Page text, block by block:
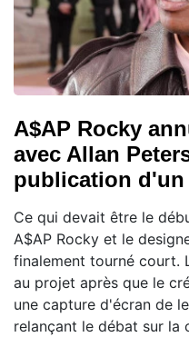
A$AP Rocky
avec Allan
publication d'un
Ce qui devait être le
A$AP Rocky et le
finalement tourné court.
au projet après que le
une capture d'écran de
relançant le débat sur la